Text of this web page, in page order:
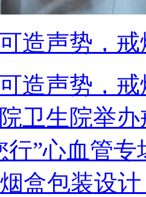
造声势，
造声势，
卫生院举
行”心血管
盒包装设